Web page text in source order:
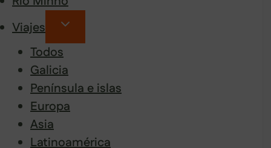
Viajes
Todos
Galicia
Península e islas
Europa
Asia
Latinoamérica